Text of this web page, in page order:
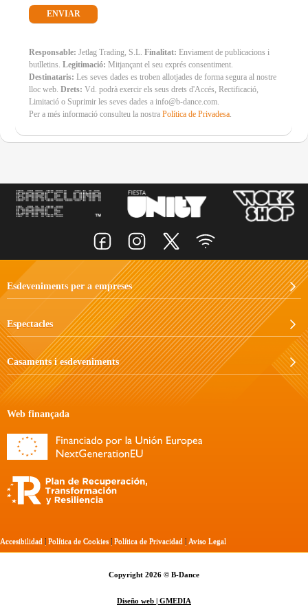
Responsable: Jetlag Trading, S.L.Finalitat: Enviament de publicacions i
butlletins.Legitimació: Mitjançant el seu exprés consentiment.
Destinataris: Les seves dades es troben allotjades de forma segura al nostre
lloc web.Drets: Vd. podrà exercir els seus drets d'Accés, Rectificació,
Limitació o Suprimir les seves dades a info@b-dance.com.
Per a més informació consulteu la nostraPolítica de Privadesa
Web finançada
Esdeveniments per a empreses
Espectacles
Casaments i esdeveniments
Accesibilidad | Política de Cookies | Política de Privacidad | Aviso Legal
Copyright 2026 © B-Dance
Diseño web | GMEDIA